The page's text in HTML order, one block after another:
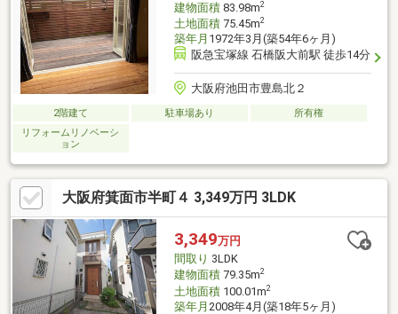
建物面積83.98m2
土地面積75.45m2
築年月 1972年3月(築54年6ヶ月)
阪急宝塚線 石橋阪大前駅 徒歩14分
大阪府池田市豊島北２
2階建て 駐車場あり
所有権
リフォームリノベーシ
ョン
大阪府箕面市半町４ 3,349万円 3LDK
3,349万円
間取り 3LDK
建物面積79.35m2
土地面積100.01m2
築年月 2008年4月(築18年5ヶ月)